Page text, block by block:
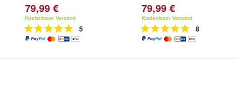
79,99 €
Kostenloser Versand
5
79,99 €
Kostenloser Versand
8